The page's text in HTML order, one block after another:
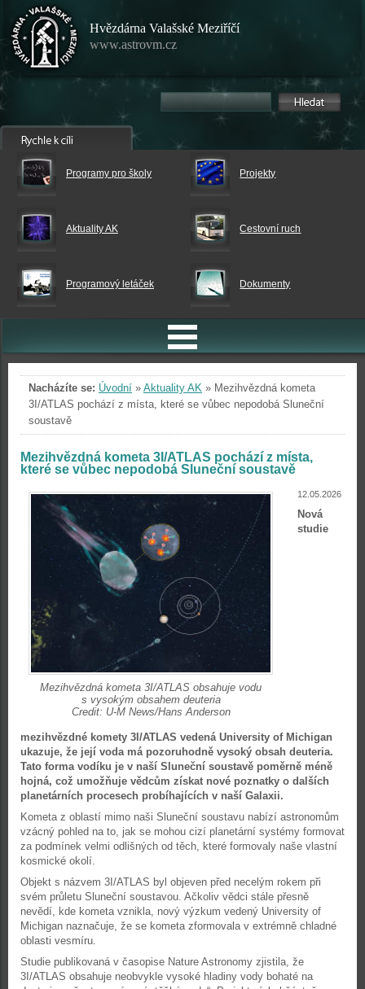
Hvězdárna Valašské Meziříčí
www.astrovm.cz
Programy pro školy Projekty
Aktuality AK Cestovní ruch
Programový letáček Dokumenty
Nacházíte se: Úvodní » Aktuality AK » Mezihvězdná kometa
3I/ATLAS pochází z místa, které se vůbec nepodobá Sluneční
soustavě
Mezihvězdná kometa 3I/ATLAS pochází z místa,
které se vůbec nepodobá Sluneční soustavě
12.05.2026
Mezihvězdná kometa 3I/ATLAS obsahuje vodu
s vysokým obsahem deuteria
Credit: U-M News/Hans Anderson
Nová
studie
mezihvězdné komety 3I/ATLAS vedená University of Michigan
ukazuje, že její voda má pozoruhodně vysoký obsah deuteria.
Tato forma vodíku je v naší Sluneční soustavě poměrně méně
hojná, což umožňuje vědcům získat nové poznatky o dalších
planetárních procesech probíhajících v naší Galaxii.
Kometa z oblastí mimo naši Sluneční soustavu nabízí astronomům
vzácný pohled na to, jak se mohou cizí planetární systémy formovat
za podmínek velmi odlišných od těch, které formovaly naše vlastní
kosmické okolí.
Objekt s názvem 3I/ATLAS byl objeven před necelým rokem při
svém průletu Sluneční soustavou. Ačkoliv vědci stále přesně
nevědí, kde kometa vznikla, nový výzkum vedený University of
Michigan naznačuje, že se kometa zformovala v extrémně chladné
oblasti vesmíru.
Studie publikovaná v časopise Nature Astronomy zjistila, že
3I/ATLAS obsahuje neobvykle vysoké hladiny vody bohaté na